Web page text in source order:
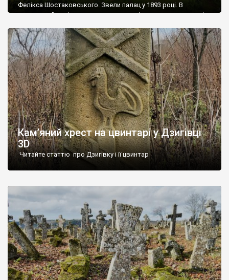
Фелікса Шостаковського. Звели палац у 1893 році. В
радянський період у ньому спочатку містилася школа, потім
століття тут розмістили туберкульозну лікарню. Коли із
палацу виїхала лікарня – ми точно не […]
Кам’яний хрест на цвинтарі у Дзигівці
3D
Читайте статтю про Дзигівку і її цвинтар